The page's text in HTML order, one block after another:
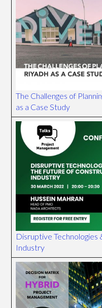
The Challenges of
as a Case Study
Disruptive
Industry